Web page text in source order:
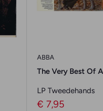
ABBA
The Very Best Of
LP Tweedehands
Verkoopprijs
€ 7,95